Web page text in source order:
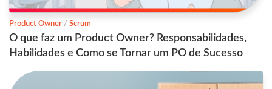
Product Owner / Scrum
O que faz um Product Owner? Responsabilidades,
Habilidades e Como se Tornar um PO de Sucesso